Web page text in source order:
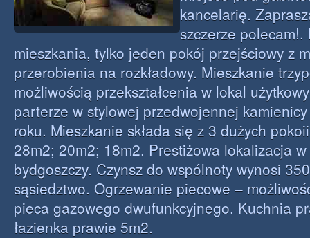
kancelarię.
szczerze polecam!.
mieszkania, tylko jeden pokój przejściowy z
przerobienia na rozkładowy. Mieszkanie
możliwością przekształcenia w lokal
parterze w stylowej przedwojennej
roku. Mieszkanie składa się z 3 dużych
28m2; 20m2; 18m2. Prestiżowa lokalizacja
bydgoszczy. Czynsz do wspólnoty wynosi
sąsiedztwo. Ogrzewanie piecowe –
pieca gazowego dwufunkcyjnego. Kuchnia
łazienka prawie 5m2.